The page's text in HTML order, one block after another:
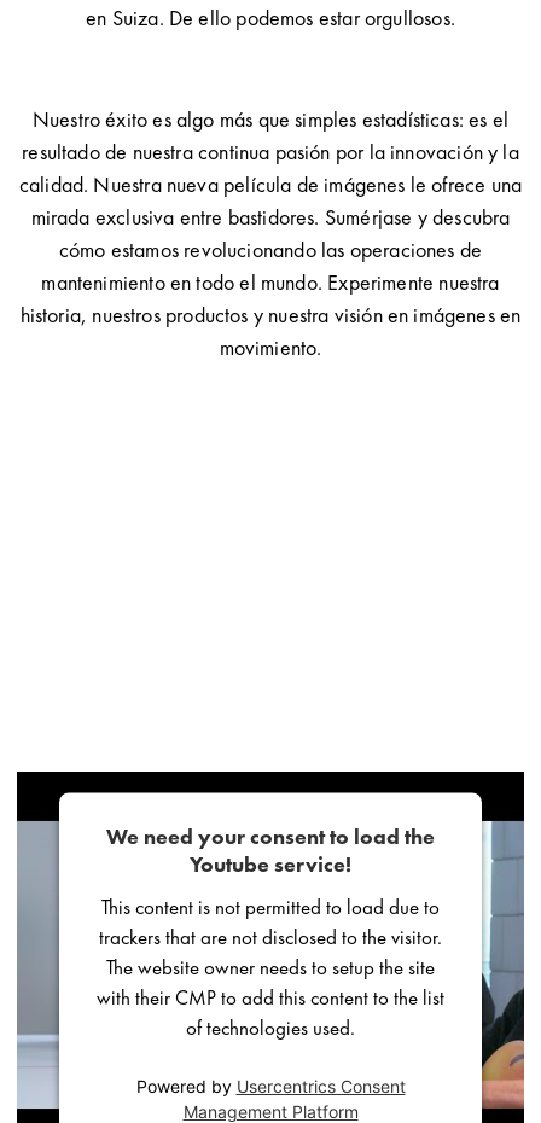
en Suiza. De ello podemos estar orgullosos.
Nuestro éxito es algo más que simples estadísticas: es el
resultado de nuestra continua pasión por la innovación y la
calidad. Nuestra nueva película de imágenes le ofrece una
mirada exclusiva entre bastidores. Sumérjase y descubra
cómo estamos revolucionando las operaciones de
mantenimiento en todo el mundo. Experimente nuestra
historia, nuestros productos y nuestra visión en imágenes en
movimiento.
We need your consent to load the
Youtube service!
This content is not permitted to load due to
trackers that are not disclosed to the visitor.
The website owner needs to setup the site
with their CMP to add this content to the list
of technologies used.
Powered by Usercentrics Consent
Management Platform